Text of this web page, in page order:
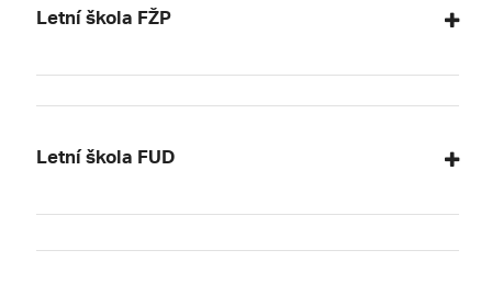
Letní škola FŽP
Letní škola FUD